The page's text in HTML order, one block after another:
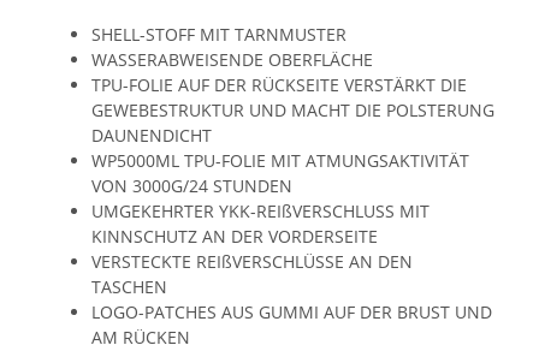
SHELL-STOFF MIT TARNMUSTER
WASSERABWEISENDE OBERFLÄCHE
TPU-FOLIE AUF DER RÜCKSEITE VERSTÄRKT DIE
GEWEBESTRUKTUR UND MACHT DIE POLSTERUNG
DAUNENDICHT
WP5000ML TPU-FOLIE MIT ATMUNGSAKTIVITÄT
VON 3000G/24 STUNDEN
UMGEKEHRTER YKK-REIßVERSCHLUSS MIT
KINNSCHUTZ AN DER VORDERSEITE
VERSTECKTE REIßVERSCHLÜSSE AN DEN
TASCHEN
LOGO-PATCHES AUS GUMMI AUF DER BRUST UND
AM RÜCKEN